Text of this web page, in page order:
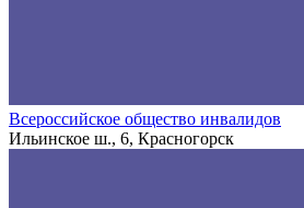
Всероссийское общество инвалидов
Ильинское ш., 6, Красногорск